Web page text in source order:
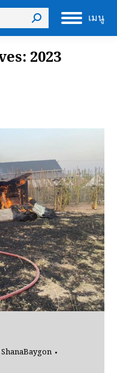
เมนู
2023
ShanaBaygon